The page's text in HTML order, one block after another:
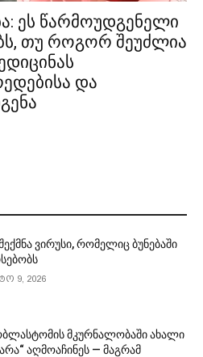
ეს წარმოუდგენელი
თუ როგორ შეუძლია
და
ვირუსი, რომელიც ბუნებაში
9, 2026
მკურნალობაში ახალი
აღმოაჩინეს — მაგრამ